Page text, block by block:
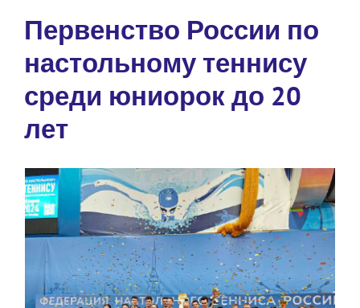
Первенство России по
настольному теннису
среди юниорок до 20
лет